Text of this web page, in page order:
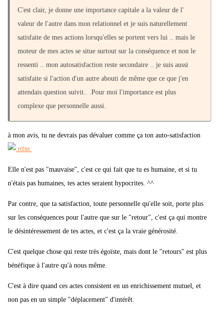
C'est clair, je donne une importance capitale a la valeur de l'
valeur de l'autre dans mon relationnel et je suis naturellement
satisfaite de mes actions lorsqu'elles se portent vers lui .. mais le
moteur de mes actes se situe surtout sur la conséquence et non le
ressenti .. mon autosatisfaction reste secondaire .. je suis aussi
satisfaite si l'action d'un autre abouti de même que ce que j'en
attendais question suivit.. .Pour moi l'importance est plus
complexe que personnelle aussi.
à mon avis, tu ne devrais pas dévaluer comme ça ton auto-satisfaction
Elle n'est pas "mauvaise", c'est ce qui fait que tu es humaine, et si tu
n'étais pas humaines, tes actes seraient hypocrites. ^^
Par contre, que ta satisfaction, toute personnelle qu'elle soit, porte plus
sur les conséquences pour l'autre que sur le "retour", c'est ça qui montre
le désintéressement de tes actes, et c'est ça la vraie générosité.
C'est quelque chose qui reste très égoïste, mais dont le "retours" est plus
bénéfique à l'autre qu'à nous même.
C'est à dire quand ces actes consistent en un enrichissement mutuel, et
non pas en un simple "déplacement" d'intérêt.